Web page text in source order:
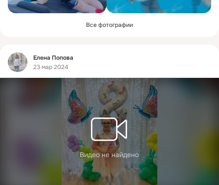
Все фотографии
Фид
Елена Попова
23 мар 2024
Видео не найдено